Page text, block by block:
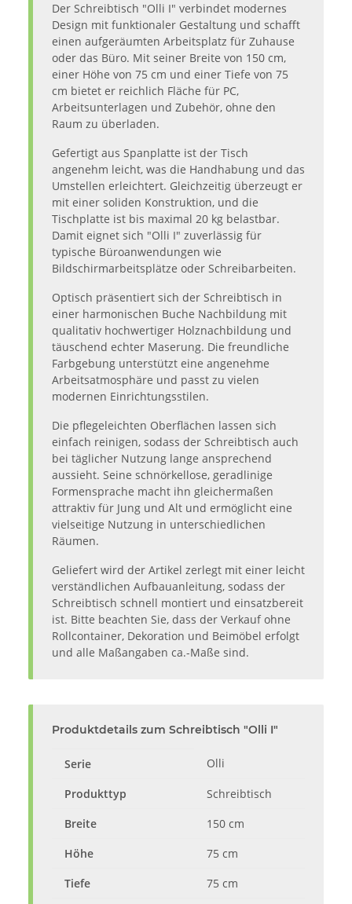
Der Schreibtisch "Olli I" verbindet modernes
Design mit funktionaler Gestaltung und schafft
einen aufgeräumten Arbeitsplatz für Zuhause
oder das Büro. Mit seiner Breite von 150 cm,
einer Höhe von 75 cm und einer Tiefe von 75
cm bietet er reichlich Fläche für PC,
Arbeitsunterlagen und Zubehör, ohne den
Raum zu überladen.
Gefertigt aus Spanplatte ist der Tisch
angenehm leicht, was die Handhabung und das
Umstellen erleichtert. Gleichzeitig überzeugt er
mit einer soliden Konstruktion, und die
Tischplatte ist bis maximal 20 kg belastbar.
Damit eignet sich "Olli I" zuverlässig für
typische Büroanwendungen wie
Bildschirmarbeitsplätze oder Schreibarbeiten.
Optisch präsentiert sich der Schreibtisch in
einer harmonischen Buche Nachbildung mit
qualitativ hochwertiger Holznachbildung und
täuschend echter Maserung. Die freundliche
Farbgebung unterstützt eine angenehme
Arbeitsatmosphäre und passt zu vielen
modernen Einrichtungsstilen.
Die pflegeleichten Oberflächen lassen sich
einfach reinigen, sodass der Schreibtisch auch
bei täglicher Nutzung lange ansprechend
aussieht. Seine schnörkellose, geradlinige
Formensprache macht ihn gleichermaßen
attraktiv für Jung und Alt und ermöglicht eine
vielseitige Nutzung in unterschiedlichen
Räumen.
Geliefert wird der Artikel zerlegt mit einer leicht
verständlichen Aufbauanleitung, sodass der
Schreibtisch schnell montiert und einsatzbereit
ist. Bitte beachten Sie, dass der Verkauf ohne
Rollcontainer, Dekoration und Beimöbel erfolgt
und alle Maßangaben ca.-Maße sind.
Produktdetails zum Schreibtisch "Olli I"
Serie Olli
Produkttyp
Schreibtisch
Breite
150 cm
Höhe
75 cm
Tiefe
75 cm